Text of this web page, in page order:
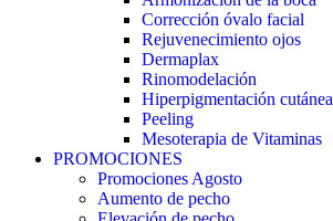
Corrección óvalo facial
Rejuvenecimiento ojos
Dermaplax
Rinomodelación
Hiperpigmentación cutánea
Peeling
Mesoterapia de Vitaminas
PROMOCIONES
Promociones Agosto
Aumento de pecho